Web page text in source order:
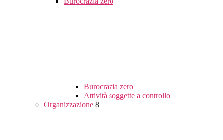
Burocrazia zero
Attività soggette a controllo
Organizzazione 8